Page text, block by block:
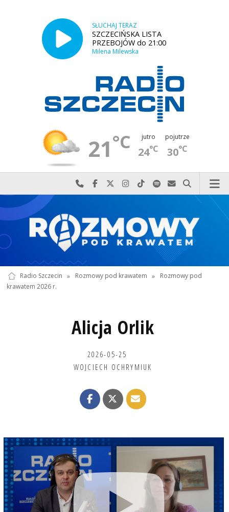
SŁUCHAJ TERAZ
SZCZECIŃSKA LISTA
PRZEBOJÓW do 21:00
Milena Milewska
21°C jutro
24°C
pojutrze
30°C
Najlepiej po prostu do nas zadzwoń
Odwiedź nas na Facebook-u
Odwiedź nas na X
Odwiedź nas na Instagram-ie
Odwiedź nas na TikTok-u
Szukaj nas na Spotify
Wyślij do nas
Szukaj
Radio Szczecin » Rozmowy pod krawatem »
Rozmowy pod
krawatem 2026 r.
Alicja Orlik
2026-05-25
WOJCIECH OCHRYMIUK